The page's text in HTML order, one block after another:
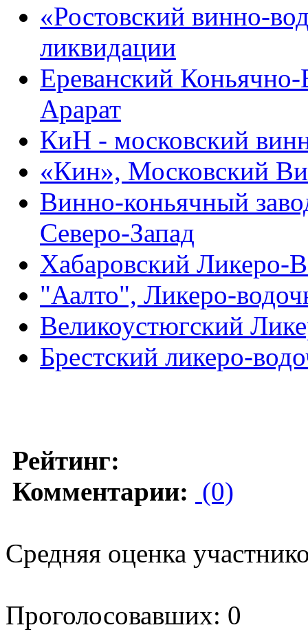
«Ростовский винно-
ликвидации
Ереванский
Арарат
КиН - московский
«Кин», Московский
Винно-коньячный
Северо-Запад
Хабаровский Ликеро-
"Аалто", Ликеро-
Великоустюгский
Брестский ликеро-
Рейтинг:
Комментарии: (0)
Средняя оценка
Проголосовавших: 0